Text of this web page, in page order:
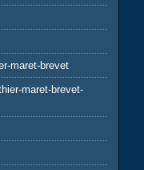
maret-brevet
maret-brevet-